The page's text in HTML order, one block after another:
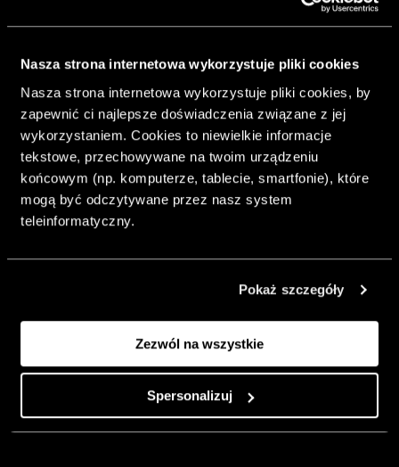
Nasza strona internetowa wykorzystuje pliki cookies
Nasza strona internetowa wykorzystuje pliki cookies, by
zapewnić ci najlepsze doświadczenia związane z jej
wykorzystaniem. Cookies to niewielkie informacje
tekstowe, przechowywane na twoim urządzeniu
końcowym (np. komputerze, tablecie, smartfonie), które
mogą być odczytywane przez nasz system
teleinformatyczny.
Pokaż szczegóły
Zezwól na wszystkie
Spersonalizuj
& Living 40.
„Dom bardziej
Twój. Odważ się
urządzić go
rzemiosło jako
punkt wyjścia
do wnętrz
pełnych
charakteru”.